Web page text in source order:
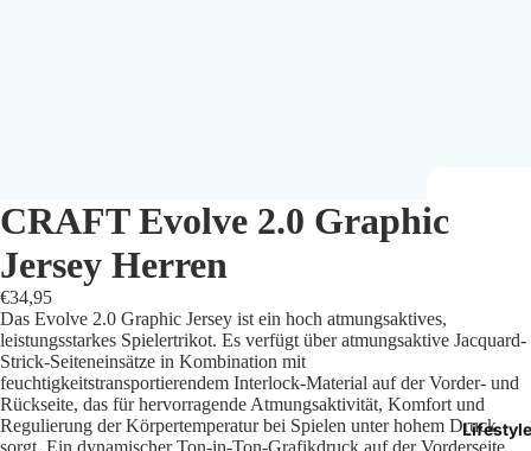
Lifestyle
CRAFT Evolve 2.0 Graphic
Jersey Herren
€34,95
Das Evolve 2.0 Graphic Jersey ist ein hoch atmungsaktives,
leistungsstarkes Spielertrikot. Es verfügt über atmungsaktive Jacquard-
Strick-Seiteneinsätze in Kombination mit
feuchtigkeitstransportierendem Interlock-Material auf der Vorder- und
Rückseite, das für hervorragende Atmungsaktivität, Komfort und
Regulierung der Körpertemperatur bei Spielen unter hohem Druck
sorgt. Ein dynamischer Ton-in-Ton-Grafikdruck auf der Vorderseite